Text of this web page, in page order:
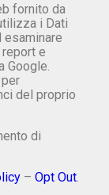
fornito da
i Dati
e
Google.
del proprio
di
– Opt Out.